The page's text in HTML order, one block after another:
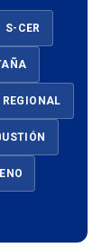
S-CER
REGIONAL